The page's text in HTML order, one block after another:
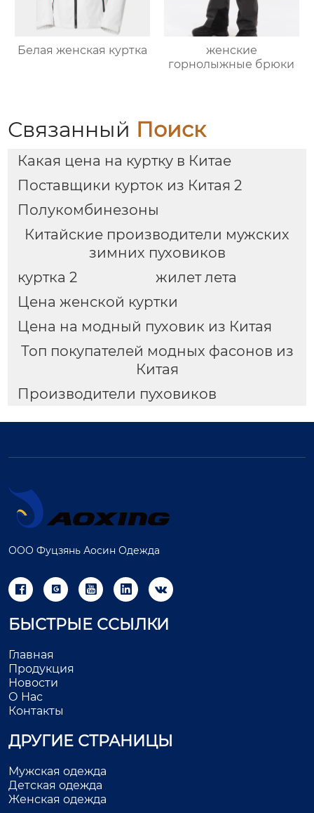
Белая женская куртка
женские
горнолыжные брюки
Связанный Поиск
Какая цена на куртку в Китае
Поставщики курток из Китая 2
Полукомбинезоны
Китайские производители мужских
зимних пуховиков
куртка 2
жилет лета
Цена женской куртки
Цена на модный пуховик из Китая
Топ покупателей модных фасонов из
Китая
Производители пуховиков
ООО Фуцзянь Аосин Одежда
    
БЫСТРЫЕ ССЫЛКИ
Главная
Продукция
Новости
О Нас
Контакты
ДРУГИЕ СТРАНИЦЫ
Мужская одежда
Детская одежда
Женская одежда